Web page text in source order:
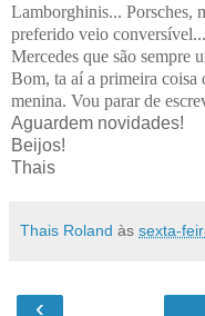
Lamborghinis... Porsches,
preferido veio
Mercedes que são sempre
Bom, ta aí a primeira coisa
menina. Vou parar de
Aguardem novidades!
Beijos!
Thais
Thais Roland às sexta-
‹